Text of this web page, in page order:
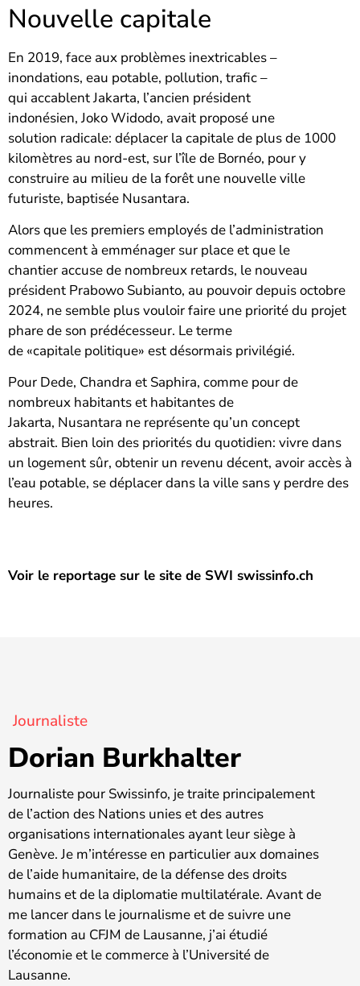
Nouvelle capitale
En 2019, face aux problèmes inextricables –
inondations, eau potable, pollution, trafic –
qui accablent Jakarta, l’ancien président
indonésien, Joko Widodo, avait proposé une
solution radicale: déplacer la capitale de plus de 1000
kilomètres au nord-est, sur l’île de Bornéo, pour y
construire au milieu de la forêt une nouvelle ville
futuriste, baptisée Nusantara.
Alors que les premiers employés de l’administration
commencent à emménager sur place et que le
chantier accuse de nombreux retards, le nouveau
président Prabowo Subianto, au pouvoir depuis octobre
2024, ne semble plus vouloir faire une priorité du projet
phare de son prédécesseur. Le terme
de «capitale politique» est désormais privilégié.
Pour Dede, Chandra et Saphira, comme pour de
nombreux habitants et habitantes de
Jakarta, Nusantara ne représente qu’un concept
abstrait. Bien loin des priorités du quotidien: vivre dans
un logement sûr, obtenir un revenu décent, avoir accès à
l’eau potable, se déplacer dans la ville sans y perdre des
heures.
Voir le reportage sur le site de SWI swissinfo.ch
Journaliste
Dorian Burkhalter
Journaliste pour Swissinfo, je traite principalement
de l’action des Nations unies et des autres
organisations internationales ayant leur siège à
Genève. Je m’intéresse en particulier aux domaines
de l’aide humanitaire, de la défense des droits
humains et de la diplomatie multilatérale. Avant de
me lancer dans le journalisme et de suivre une
formation au CFJM de Lausanne, j’ai étudié
l’économie et le commerce à l’Université de
Lausanne.